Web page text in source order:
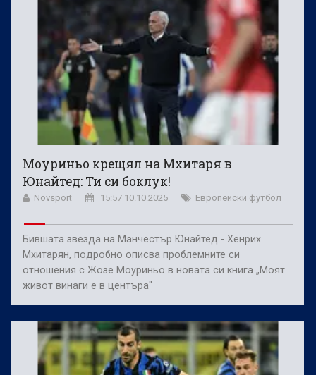
Моуриньо крещял на Мхитаря в
Юнайтед: Ти си боклук!
Novsport 15:57 10.10.2025 Европейски футбол
Бившата звезда на Манчестър Юнайтед - Хенрих
Мхитарян, подробно описва проблемните си
отношения с Жозе Моуриньо в новата си книга „Моят
живот винаги е в центъра"